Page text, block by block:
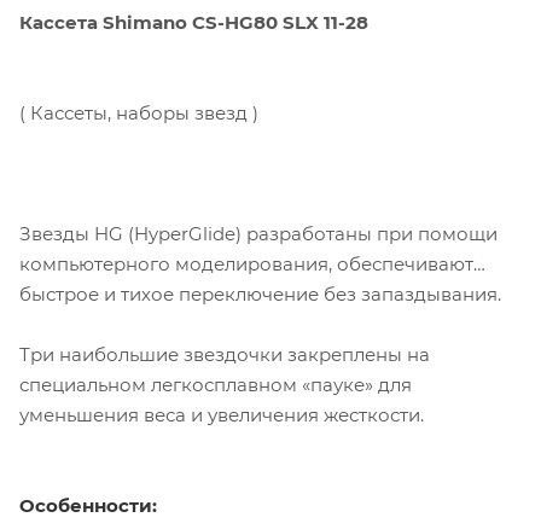
Кассета Shimano CS-HG80 SLX 11-28
( Кассеты, наборы звезд )
Звезды HG (HyperGlide) разработаны при помощи
компьютерного моделирования, обеспечивают
быстрое и тихое переключение без запаздывания.
Три наибольшие звездочки закреплены на
специальном легкосплавном «пауке» для
уменьшения веса и увеличения жесткости.
Особенности: